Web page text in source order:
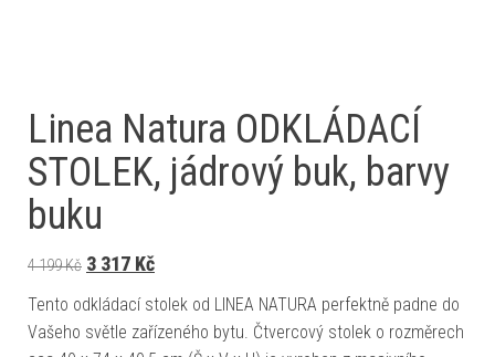
Linea Natura ODKLÁDACÍ
STOLEK, jádrový buk, barvy
buku
4 199Kč Původní cena byla: 4 199 Kč.
3 317 KčAktuální cena je: 3 317 Kč.
Tento odkládací stolek od LINEA NATURA perfektně padne do
Vašeho světle zařízeného bytu. Čtvercový stolek o rozměrech